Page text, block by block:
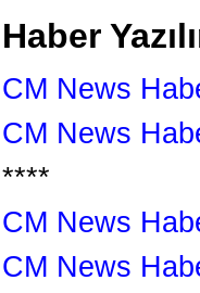
Haber
CM News
CM News
****
CM News
CM News